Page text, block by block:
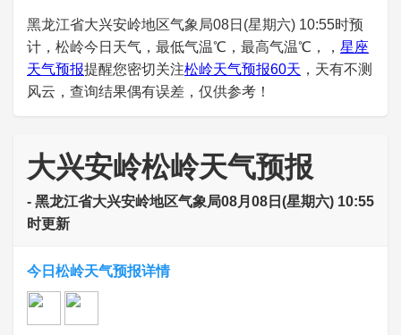
黑龙江省大兴安岭地区气象局08日(星期六) 10:55时预
计，松岭今日天气，最低气温℃，最高气温℃，， 星座
天气预报提醒您密切关注松岭天气预报60天 ，天有不测
风云，查询结果偶有误差，仅供参考！
大兴安岭松岭天气预报
- 黑龙江省大兴安岭地区气象局08月08日(星期六) 10:55
时更新
今日松岭天气预报详情